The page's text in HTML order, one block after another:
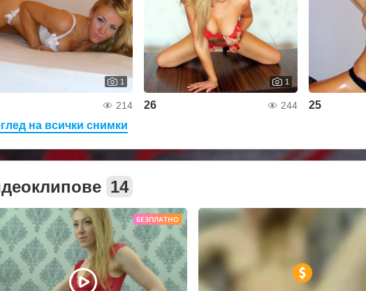
1
214
1
26 244 25
на всички снимки
14
БЕЗПЛАТНО